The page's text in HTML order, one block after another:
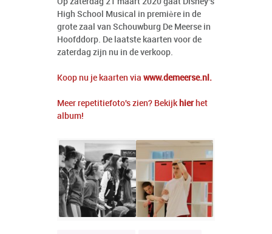
High School Musical in première in de
grote zaal van Schouwburg De Meerse in
Hoofddorp. De laatste kaarten voor de
zaterdag zijn nu in de verkoop.
Koop nu je kaarten via www.demeerse.nl.
Meer repetitiefoto's zien? Bekijk hierhet
album!